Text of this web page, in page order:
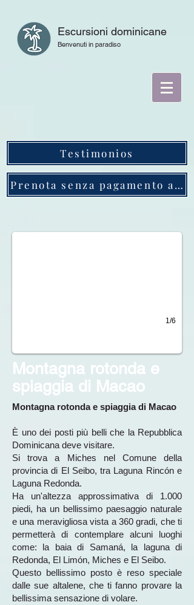
Escursioni dominicane
Benvenuti in paradiso
Testimonios
Prenota senza pagamento anticipato
1/6
Montagna rotonda e
spiaggia di Macao
Montagna rotonda e spiaggia di Macao
È uno dei posti più belli che la Repubblica
Dominicana deve visitare.
Si trova a Miches nel Comune della
provincia di El Seibo, tra Laguna Rincón e
Laguna Redonda.
Ha un'altezza approssimativa di 1.000
piedi, ha un bellissimo paesaggio naturale
e una meravigliosa vista a 360 gradi, che ti
permetterà di contemplare alcuni luoghi
come: la baia di Samaná, la laguna di
Redonda, El Limón, Miches e El Seibo.
Questo bellissimo posto è reso speciale
dalle sue altalene, che ti fanno provare la
bellissima sensazione di volare.